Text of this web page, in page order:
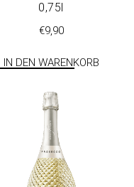
0,75l
€9,90
IN DEN WARENKORB